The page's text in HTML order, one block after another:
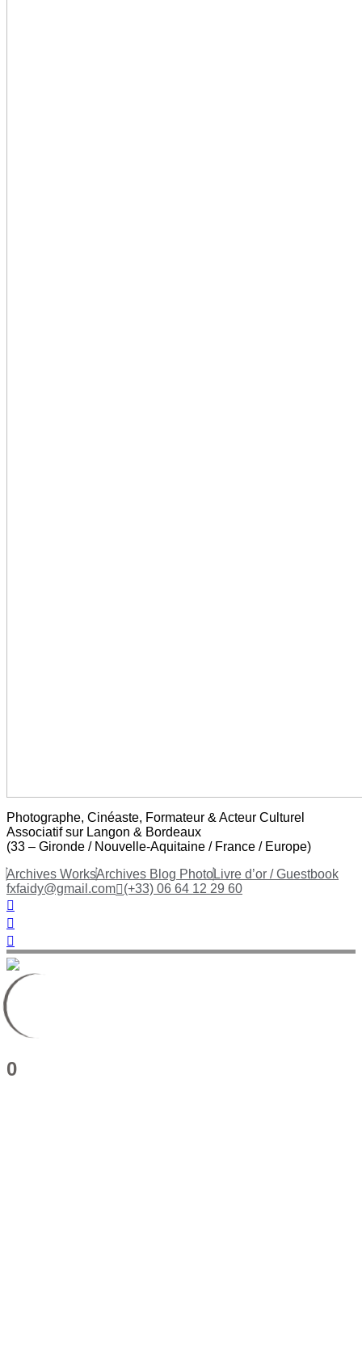
Photographe, Cinéaste, Formateur & Acteur Culturel
Associatif sur Langon & Bordeaux
(33 – Gironde / Nouvelle-Aquitaine / France / Europe)
Archives WorksArchives Blog PhotoLivre d’or / Guestbook
fxfaidy@gmail.com
(+33) 06 64 12 29 60
0